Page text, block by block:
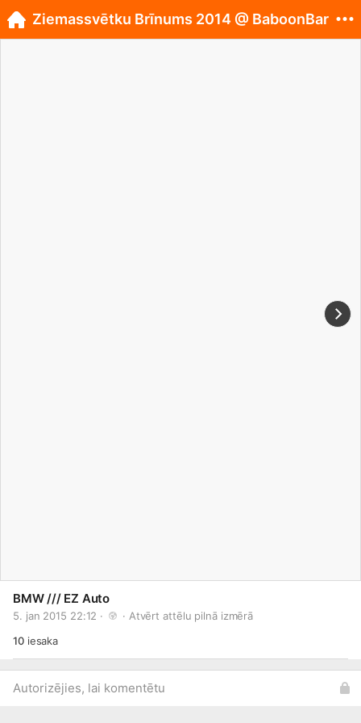
BMW /// EZ Auto
5. jan 2015 22:12 · · Atvērt attēlu pilnā izmērā
10iesaka
Autorizējies, lai komentētu
Ziemassvētku Brīnums 2014 @ BaboonBar